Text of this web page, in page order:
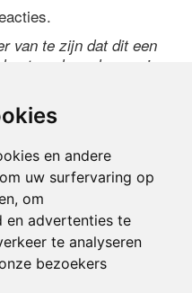
en andere
uw surfervaring op
om
en advertenties te
te analyseren
bezoekers
van te zijn dat dit een
code over in